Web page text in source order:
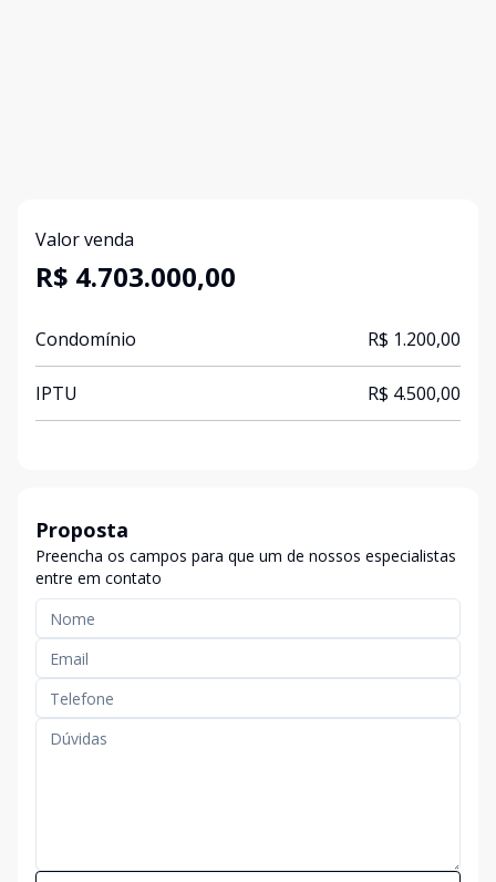
Valor venda
R$ 4.703.000,00
Condomínio R$ 1.200,00
IPTU R$ 4.500,00
Proposta
Preencha os campos para que um de nossos especialistas
entre em contato